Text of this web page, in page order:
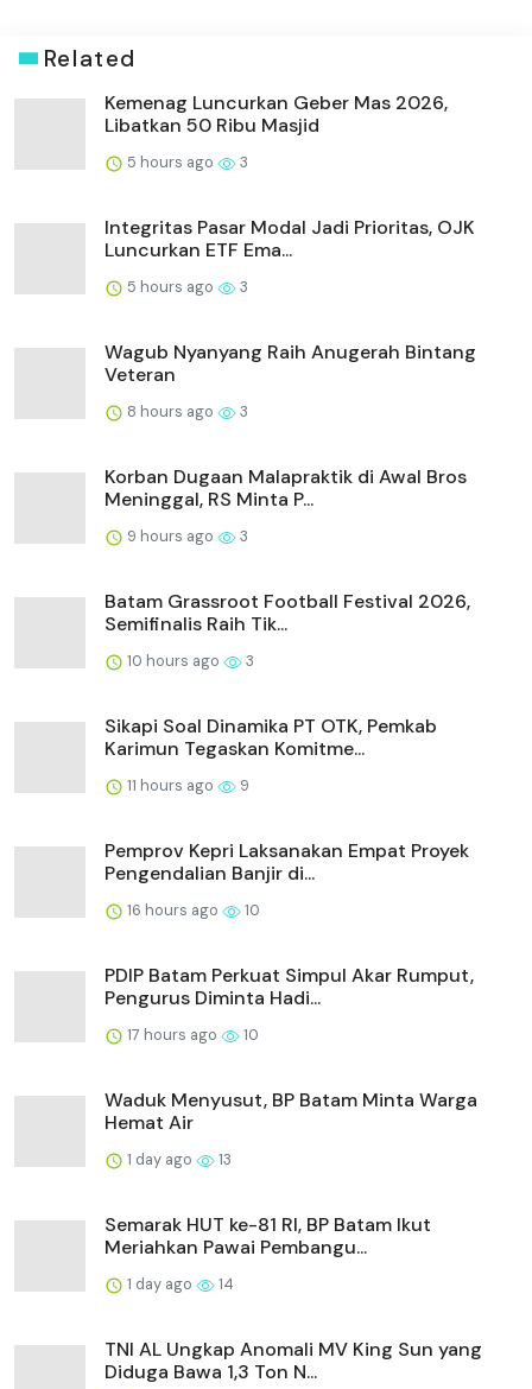
Related
Kemenag Luncurkan Geber Mas 2026,
Libatkan 50 Ribu Masjid
5 hours ago 3
Integritas Pasar Modal Jadi Prioritas, OJK
Luncurkan ETF Ema...
5 hours ago 3
Wagub Nyanyang Raih Anugerah Bintang
Veteran
8 hours ago 3
Korban Dugaan Malapraktik di Awal Bros
Meninggal, RS Minta P...
9 hours ago 3
Batam Grassroot Football Festival 2026,
Semifinalis Raih Tik...
10 hours ago 3
Sikapi Soal Dinamika PT OTK, Pemkab
Karimun Tegaskan Komitme...
11 hours ago 9
Pemprov Kepri Laksanakan Empat Proyek
Pengendalian Banjir di...
16 hours ago 10
PDIP Batam Perkuat Simpul Akar Rumput,
Pengurus Diminta Hadi...
17 hours ago 10
Waduk Menyusut, BP Batam Minta Warga
Hemat Air
1 day ago 13
Semarak HUT ke-81 RI, BP Batam Ikut
Meriahkan Pawai Pembangu...
1 day ago 14
TNI AL Ungkap Anomali MV King Sun yang
Diduga Bawa 1,3 Ton N...